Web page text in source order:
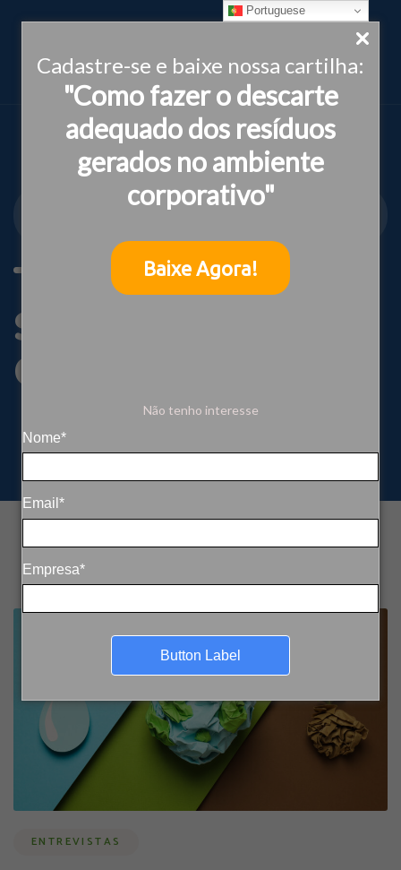
Cadastre-se e baixe nossa cartilha:
"Como fazer o descarte
adequado dos resíduos
gerados no ambiente
corporativo"
Baixe Agora!
Não tenho interesse
Nome*
Email*
Empresa*
Button Label
INSTITUTO IDEIAS
Tag:
Sustentabilidade
Corporativa
ENTREVISTAS
Portuguese